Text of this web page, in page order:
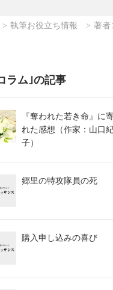
執筆お役立ち情報 著者
ラム｣の記事
『奪われた若き命』に
れた感想（作家：山口
子）
郷里の特攻隊員の死
購入申し込みの喜び